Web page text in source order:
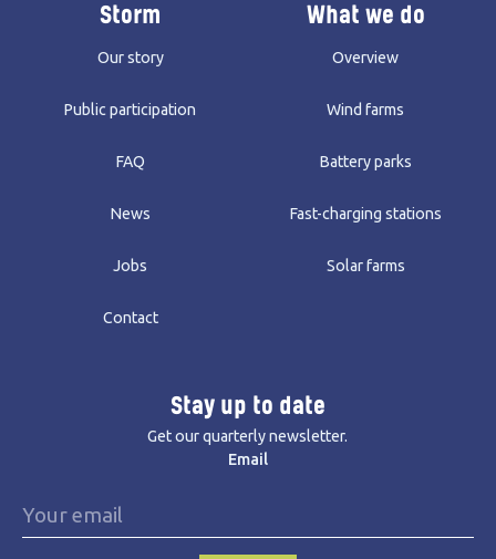
Storm
Our story
Public participation
FAQ
News
Jobs
Contact
What we do
Overview
Wind farms
Battery parks
Fast-charging stations
Solar farms
Stay up to date
Get our quarterly newsletter.
Email